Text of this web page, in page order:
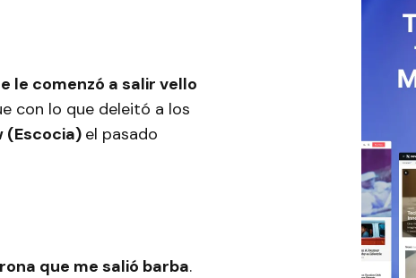
le comenzó a salir vello
con lo que deleitó a los
(Escocia) el pasado
que me salió barba.